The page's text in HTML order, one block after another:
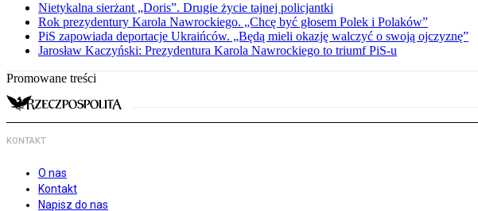
Nietykalna sierżant „Doris”. Drugie życie tajnej policjantki
Rok prezydentury Karola Nawrockiego. „Chcę być głosem Polek i Polaków”
PiS zapowiada deportacje Ukraińców. „Będą mieli okazję walczyć o swoją ojczyznę”
Jarosław Kaczyński: Prezydentura Karola Nawrockiego to triumf PiS-u
Promowane treści
KONTAKT
O nas
Kontakt
Napisz do nas